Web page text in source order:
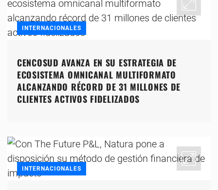
INTERNACIONALES
CENCOSUD AVANZA EN SU ESTRATEGIA DE
ECOSISTEMA OMNICANAL MULTIFORMATO
ALCANZANDO RÉCORD DE 31 MILLONES DE
CLIENTES ACTIVOS FIDELIZADOS
INTERNACIONALES